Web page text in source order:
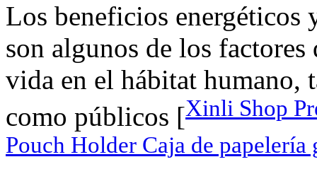
Los beneficios
son algunos de los
vida en el hábitat humano,
como públicos [Xinli Shop
Pouch Holder Caja de papelería